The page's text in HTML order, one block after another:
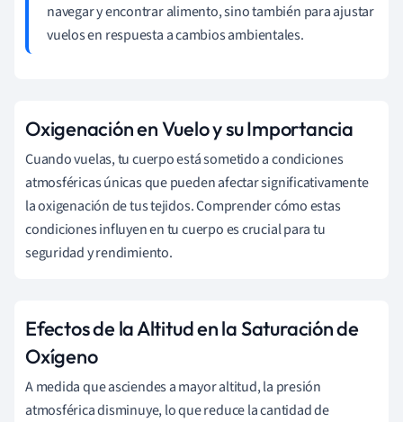
navegar y encontrar alimento, sino también para ajustar
vuelos en respuesta a cambios ambientales.
Oxigenación en Vuelo y su Importancia
Cuando vuelas, tu cuerpo está sometido a condiciones
atmosféricas únicas que pueden afectar significativamente
la oxigenación de tus tejidos. Comprender cómo estas
condiciones influyen en tu cuerpo es crucial para tu
seguridad y rendimiento.
Efectos de la Altitud en la Saturación de
Oxígeno
A medida que asciendes a mayor altitud, la presión
atmosférica disminuye, lo que reduce la cantidad de